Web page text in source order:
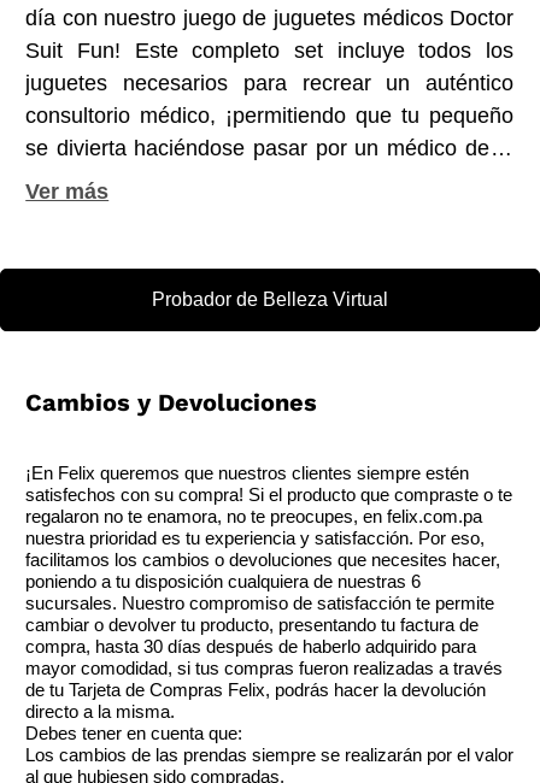
día con nuestro juego de juguetes médicos Doctor
Suit Fun! Este completo set incluye todos los
juguetes necesarios para recrear un auténtico
consultorio médico, ¡permitiendo que tu pequeño
se divierta haciéndose pasar por un médico de la
vida real! No te pierdas esta oportunidad llena de
Probador de Belleza Virtual
Cambios y Devoluciones
¡En Felix queremos que nuestros clientes siempre estén
satisfechos con su compra! Si el producto que compraste o te
regalaron no te enamora, no te preocupes, en felix.com.pa
nuestra prioridad es tu experiencia y satisfacción. Por eso,
facilitamos los cambios o devoluciones que necesites hacer,
poniendo a tu disposición cualquiera de nuestras 6
sucursales. Nuestro compromiso de satisfacción te permite
cambiar o devolver tu producto, presentando tu factura de
compra, hasta 30 días después de haberlo adquirido para
mayor comodidad, si tus compras fueron realizadas a través
de tu Tarjeta de Compras Felix, podrás hacer la devolución
directo a la misma.
Debes tener en cuenta que:
Los cambios de las prendas siempre se realizarán por el valor
al que hubiesen sido compradas.